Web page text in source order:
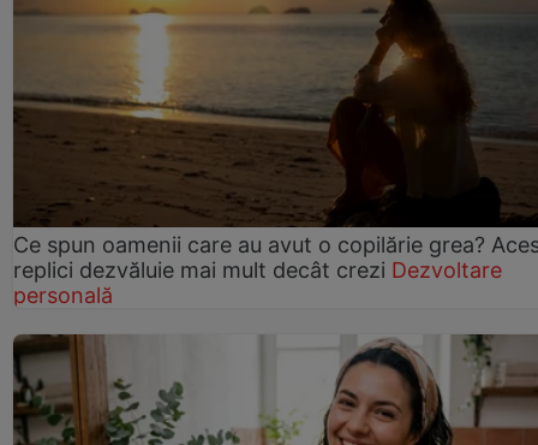
Ce spun oamenii care au avut o copilărie grea?
replici dezvăluie mai mult decât crezi Dezvoltare
personală